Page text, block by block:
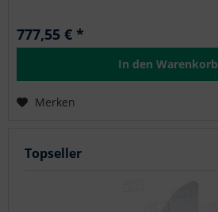
Topseller
777,55 € *
In den Warenkorb
Merken